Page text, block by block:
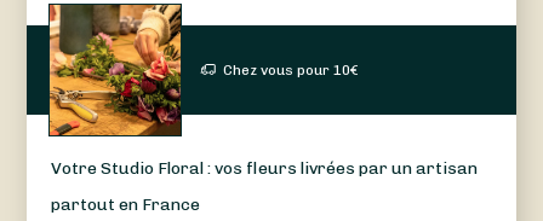
Chez vous pour10€
Votre Studio Floral : vos fleurs livrées par un artisan
partout en France